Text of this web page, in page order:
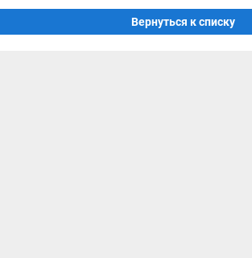
Вернуться к списку